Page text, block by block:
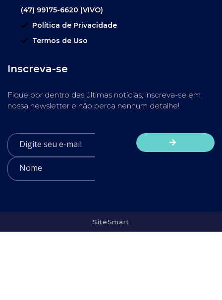
(47) 99175-6620 (VIVO)
Política de Privacidade
Termos de Uso
Inscreva-se
Fique por dentro das últimas notícias, inscreva-se em
nossa newsletter e não perca nenhum detalhe!
SiteSmart